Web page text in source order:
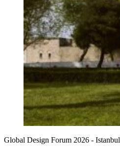
Global Design Forum 2026 - Istanbul